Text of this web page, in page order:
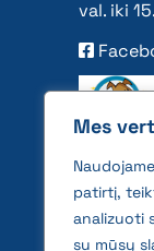
Mes
patirtį,
analizuoti
su mūsų
val. iki